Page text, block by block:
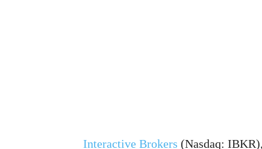
Interactive Brokers (Nasdaq: